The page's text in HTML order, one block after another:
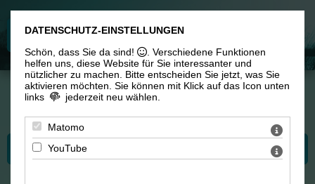
Sie sind hier:Konzertangebote> Familienkonzert: 'Was ist es, was uns wirklich
Bitte wählen Sie...
DATENSCHUTZ-EINSTELLUNGEN
Schön, dass Sie da sind!
. Verschiedene Funktionen
helfen uns, diese Website für Sie interessanter und
nützlicher zu machen.
Bitte entscheiden Sie jetzt, was Sie
aktivieren möchten. Sie können mit Klick auf das Icon unten
links
jederzeit neu wählen.
Matomo
YouTube